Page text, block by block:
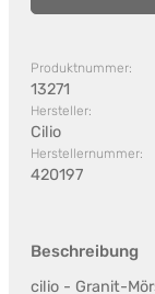
Produktnummer:
13271
Hersteller:
Cilio
Herstellernummer:
420197
Beschreibung
cilio - Granit-